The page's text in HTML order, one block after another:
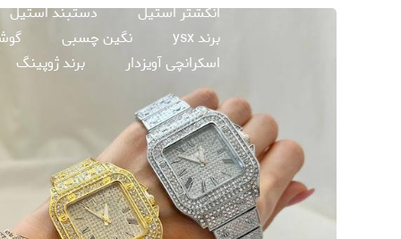
انگشتر استیل
دستبند استیل
برند ysx
نگین چسبی
اسکرانچی آویزدار
برند ژوپینگ